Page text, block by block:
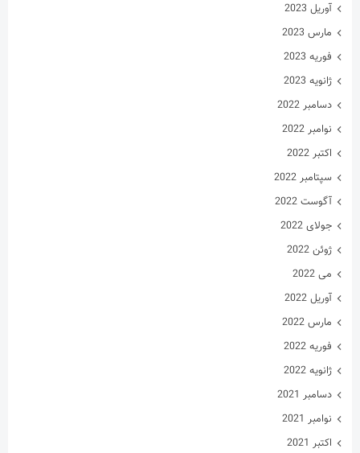
آوریل 2023
مارس 2023
فوریه 2023
ژانویه 2023
دسامبر 2022
نوامبر 2022
اکتبر 2022
سپتامبر 2022
آگوست 2022
جولای 2022
ژوئن 2022
می 2022
آوریل 2022
مارس 2022
فوریه 2022
ژانویه 2022
دسامبر 2021
نوامبر 2021
اکتبر 2021